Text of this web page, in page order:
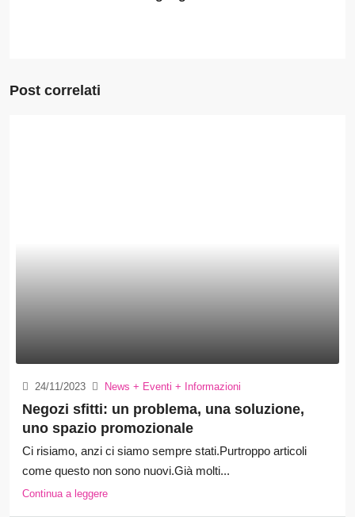
Post correlati
24/11/2023 News + Eventi + Informazioni
Negozi sfitti: un problema, una soluzione,
uno spazio promozionale
Ci risiamo, anzi ci siamo sempre stati.Purtroppo articoli
come questo non sono nuovi.Già molti...
Continua a leggere